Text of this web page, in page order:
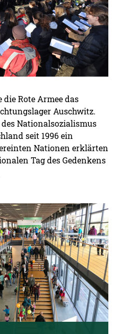
die Rote Armee das
Auschwitz.
des Nationalsozialismus
seit 1996 ein
Nationen erklärten
Tag des Gedenkens